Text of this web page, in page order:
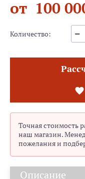
от 100
Количество:
Точная стоимость
наш магазин.
пожелания и
Описание